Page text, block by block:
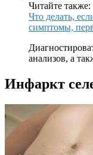
Читайте также:
Что делать,
симптомы,
анализов, а
Инфаркт